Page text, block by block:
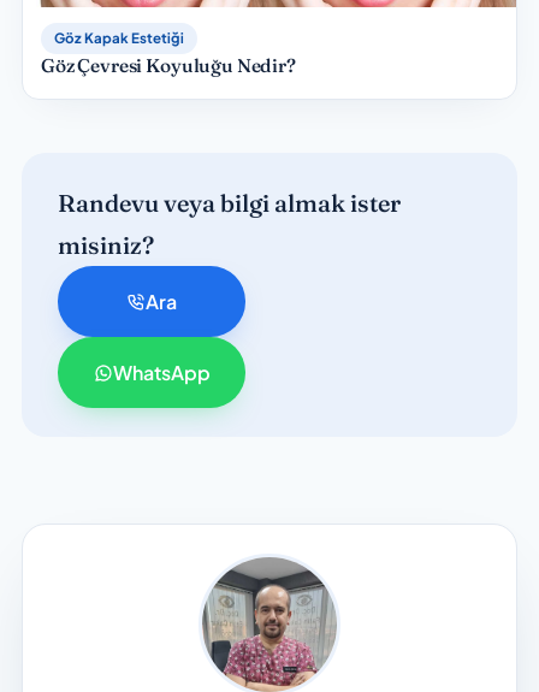
Göz Kapak Estetiği
Göz Çevresi Koyuluğu Nedir?
Randevu veya bilgi almak ister
misiniz?
Ara
WhatsApp